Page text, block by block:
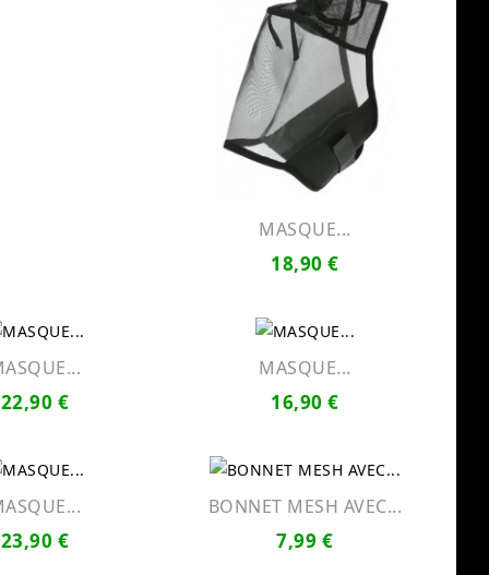
MASQUE...
18,90 €
22,90 €
MASQUE...
16,90 €
23,90 €
BONNET MESH AVEC...
7,99 €